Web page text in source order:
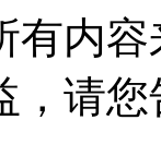
有内
，请